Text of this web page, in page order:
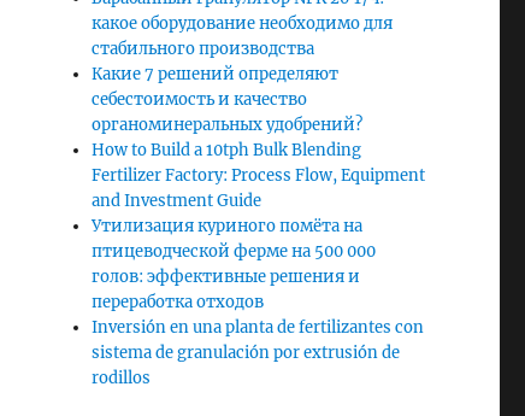
какое оборудование необходимо для
стабильного производства
Какие 7 решений определяют
себестоимость и качество
органоминеральных удобрений?
How to Build a 10tph Bulk Blending
Fertilizer Factory: Process Flow, Equipment
and Investment Guide
Утилизация куриного помёта на
птицеводческой ферме на 500 000
голов: эффективные решения и
переработка отходов
Inversión en una planta de fertilizantes con
sistema de granulación por extrusión de
rodillos